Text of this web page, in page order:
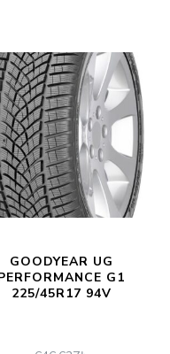
GOODYEAR UG
G1
225/45R17 94V